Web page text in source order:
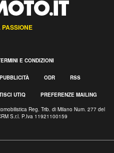
E CONDIZIONI
PUBBLICITÀ ODR RSS
UTIQ PREFERENZE MAILING
Reg. Trib. di Milano Num. 277 del
S.r.l. P.Iva 11921100159